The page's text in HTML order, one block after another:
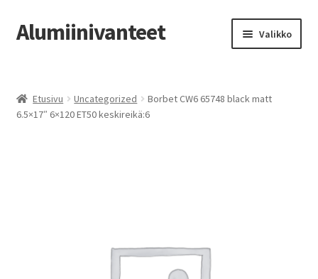
Siirry
navigointiin
Siirry
sisältöön
Alumiinivanteet Valikko
Kauppa
Etusivu Uncategorized
Borbet CW6 65748 black matt
6.5×17″ 6×120 ET50 keskireikä:6